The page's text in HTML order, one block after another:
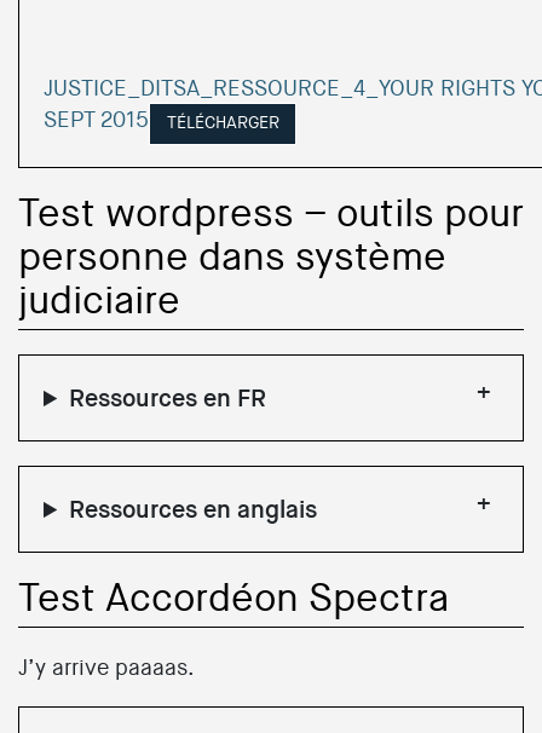
JUSTICE_DITSA_RESSOURCE_4_YOUR RIGHTS
SEPT 2015
TÉLÉCHARGER
Test wordpress – outils pour
personne dans système
judiciaire
Ressources en FR
Ressources en anglais
Test Accordéon Spectra
J’y arrive paaaas.